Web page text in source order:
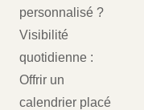
personnalisé ?
Visibilité
quotidienne :
Offrir un
calendrier placé